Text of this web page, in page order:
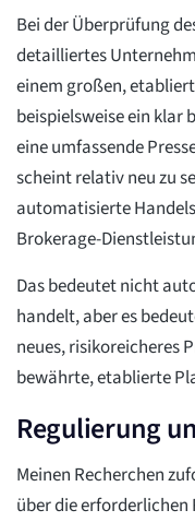
Bei der Überprüfung
detailliertes
einem großen,
beispielsweise ein klar
eine umfassende
scheint relativ neu zu
automatisierte
Brokerage-
Das bedeutet nicht
handelt, aber es
neues, risikoreicheres
bewährte, etablierte
Regulierung
Meinen Recherchen
über die erforderlichen